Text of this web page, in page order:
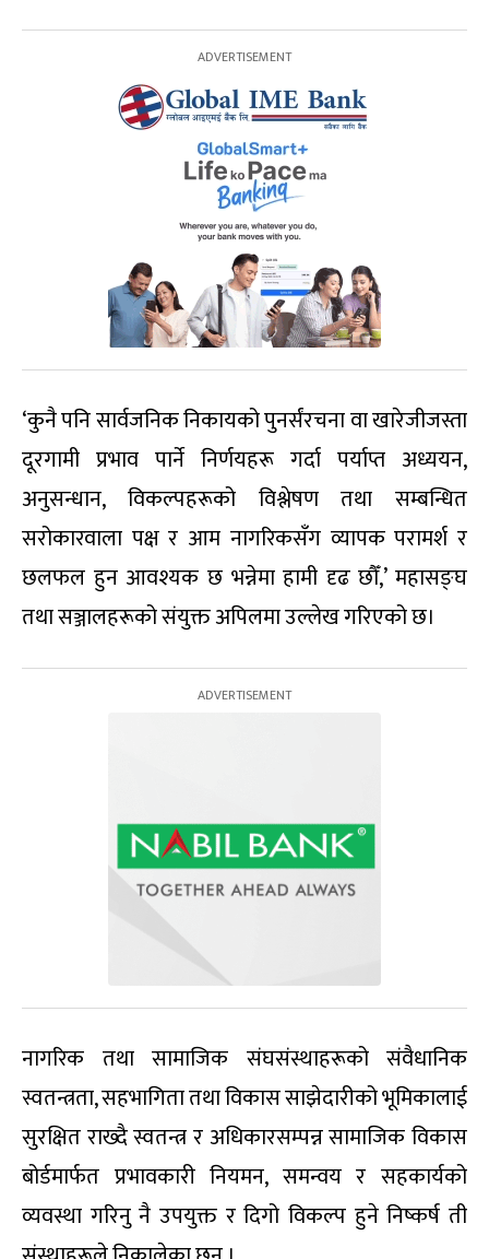
‘कुनै पनि सार्वजनिक निकायको पुनर्संरचना वा खारेजीजस्ता
दूरगामी प्रभाव पार्ने निर्णयहरू गर्दा पर्याप्त अध्ययन,
अनुसन्धान, विकल्पहरूको विश्लेषण तथा सम्बन्धित
सरोकारवाला पक्ष र आम नागरिकसँग व्यापक परामर्श र
छलफल हुन आवश्यक छ भन्नेमा हामी दृढ छौँ,’ महासङ्घ
तथा सञ्जालहरूको संयुक्त अपिलमा उल्लेख गरिएको छ।
नागरिक तथा सामाजिक संघसंस्थाहरूको संवैधानिक
स्वतन्त्रता, सहभागिता तथा विकास साझेदारीको भूमिकालाई
सुरक्षित राख्दै स्वतन्त्र र अधिकारसम्पन्न सामाजिक विकास
बोर्डमार्फत प्रभावकारी नियमन, समन्वय र सहकार्यको
व्यवस्था गरिनु नै उपयुक्त र दिगो विकल्प हुने निष्कर्ष ती